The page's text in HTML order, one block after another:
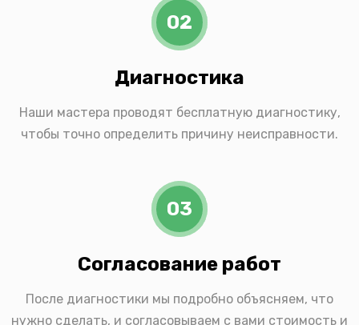
02
Диагностика
Наши мастера проводят бесплатную диагностику,
чтобы точно определить причину неисправности.
03
Согласование работ
После диагностики мы подробно объясняем, что
нужно сделать, и согласовываем с вами стоимость и